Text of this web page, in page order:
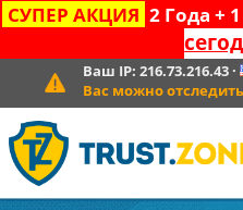
СУПЕР АКЦИЯ 2 Года +
Ваш IP: 216.73.216.43·
Вас можно